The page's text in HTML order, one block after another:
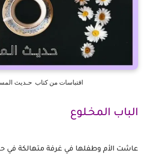
اقتباسات من كتاب حـديث
الباب المخـلوع
عاشت الأم وطفلها في غرفة متهالكة في